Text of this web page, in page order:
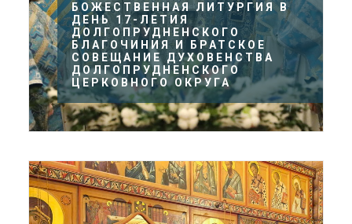
БОЖЕСТВЕННАЯ ЛИТУРГИЯ В
ДЕНЬ 17-ЛЕТИЯ
ДОЛГОПРУДНЕНСКОГО
БЛАГОЧИНИЯ И БРАТСКОЕ
СОВЕЩАНИЕ ДУХОВЕНСТВА
ДОЛГОПРУДНЕНСКОГО
ЦЕРКОВНОГО ОКРУГА